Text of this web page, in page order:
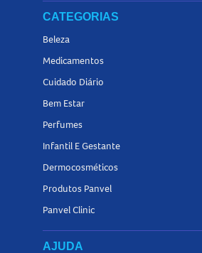
Veja também outros itens da categoria
CATEGORIAS
Beleza
Medicamentos
Cuidado Diário
Bem Estar
Perfumes
Infantil E Gestante
Dermocosméticos
Produtos Panvel
Panvel Clinic
AJUDA